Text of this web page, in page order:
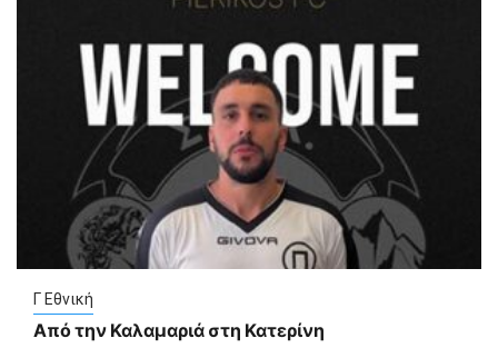
Γ Εθνική
Από την Καλαμαριά στη Κατερίνη